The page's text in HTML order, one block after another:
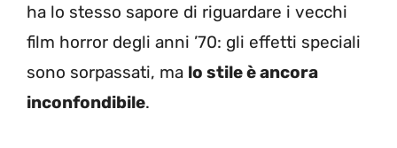
ha lo stesso sapore di riguardare i vecchi
film horror degli anni ’70: gli effetti speciali
sono sorpassati, ma lo stile è ancora
inconfondibile.